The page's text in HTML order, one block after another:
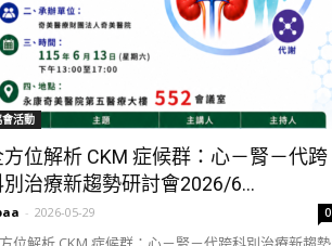
活動
方位解析 CKM 症候群：心－腎－代跨
別治療新趨勢研討會2026/6...
- 2026-05-29 0